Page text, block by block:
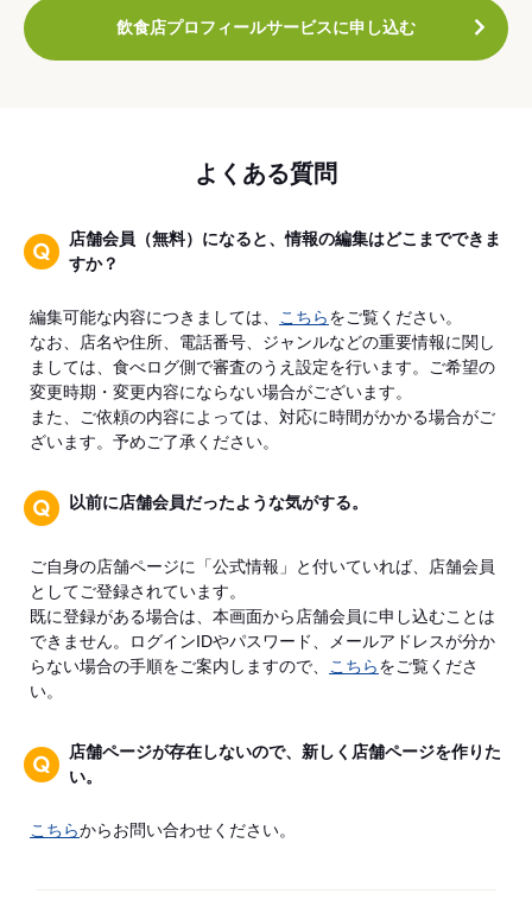
飲食店プロフィールサービスに申し込む
よくある質問
店舗会員（無料）になると、情報の編集はどこまでできま
すか？
編集可能な内容につきましては、 こちらをご覧ください。
なお、店名や住所、電話番号、ジャンルなどの重要情報に関し
ましては、食べログ側で審査のうえ設定を行います。ご希望の
変更時期・変更内容にならない場合がございます。
また、ご依頼の内容によっては、対応に時間がかかる場合がご
ざいます。予めご了承ください。
以前に店舗会員だったような気がする。
ご自身の店舗ページに「公式情報」と付いていれば、店舗会員
としてご登録されています。
既に登録がある場合は、本画面から店舗会員に申し込むことは
できません。ログインIDやパスワード、メールアドレスが分か
らない場合の手順をご案内しますので、
こちらをご覧くださ
い。
店舗ページが存在しないので、新しく店舗ページを作りた
い。
こちらからお問い合わせください。